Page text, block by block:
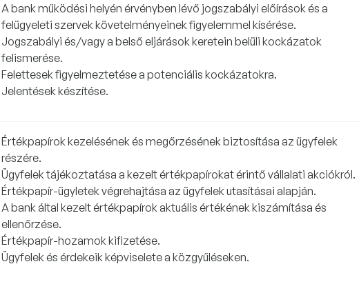
A bank működési helyén érvényben lévő jogszabályi előírások és a
felügyeleti szervek követelményeinek figyelemmel kísérése.
Jogszabályi és/vagy a belső eljárások keretein belüli kockázatok
felismerése.
Felettesek figyelmeztetése a potenciális kockázatokra.
Jelentések készítése.
Értékpapírok kezelésének és megőrzésének biztosítása az ügyfelek
részére.
Ügyfelek tájékoztatása a kezelt értékpapírokat érintő vállalati akciókról.
Értékpapír-ügyletek végrehajtása az ügyfelek utasításai alapján.
A bank által kezelt értékpapírok aktuális értékének kiszámítása és
ellenőrzése.
Értékpapír-hozamok kifizetése.
Ügyfelek és érdekeik képviselete a közgyűléseken.